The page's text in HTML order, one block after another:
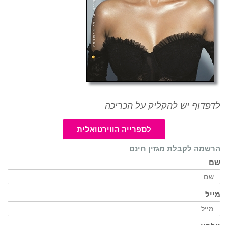
לדפדוף יש להקליק על הכריכה
לספרייה הווירטואלית
הרשמה לקבלת מגזין חינם
שם
מייל